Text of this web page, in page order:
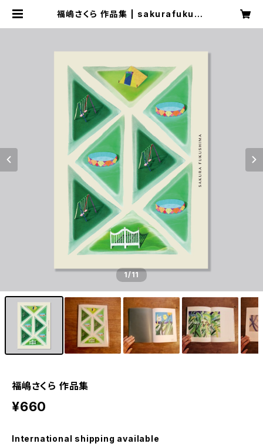
福嶋さくら 作品集 | sakurafukush
1/11
福嶋さくら 作品集
¥660
International shipping available